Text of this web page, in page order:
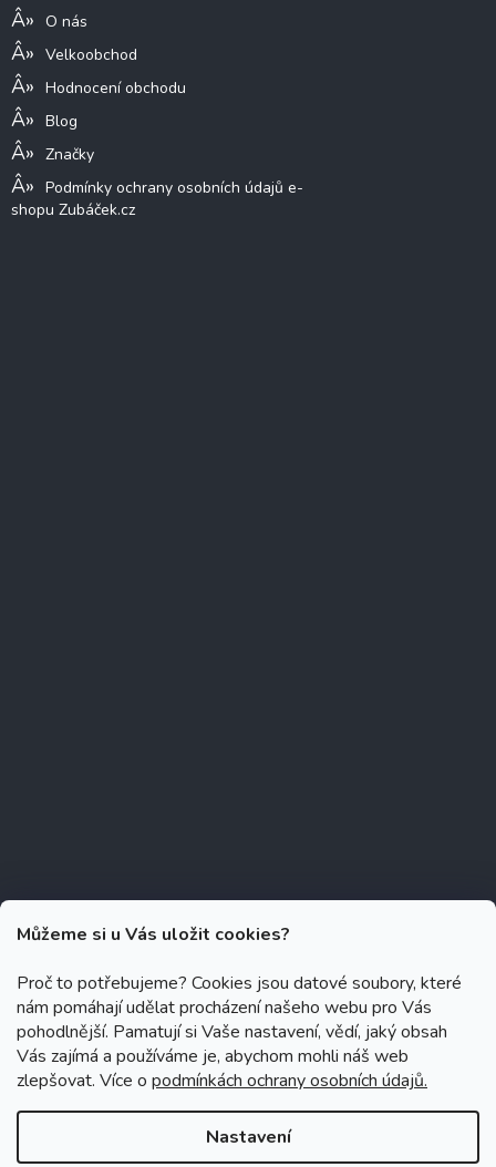
Můžeme si u Vás uložit cookies?
Proč to potřebujeme? Cookies jsou datové soubory, které
nám pomáhají udělat procházení našeho webu pro Vás
pohodlnější. Pamatují si Vaše nastavení, vědí, jaký obsah
Vás zajímá a používáme je, abychom mohli náš web
zlepšovat. Více o podmínkách ochrany osobních údajů.
Nastavení
O nás
Velkoobchod
Hodnocení obchodu
Blog
Značky
Podmínky ochrany osobních údajů e-
shopu Zubáček.cz
Copyright 2026 Zubáček.cz . Všechna práva vyhrazena.
Upravit
nastavení cookies
Grafický návrh vytvořil a na Shoptet implementoval Tomáš Hlad
Shoptetak.cz.